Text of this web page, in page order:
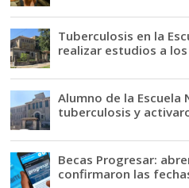
Tuberculosis en la
realizar estudios a
Alumno de la
tuberculosis y
Becas Progresar:
confirmaron las